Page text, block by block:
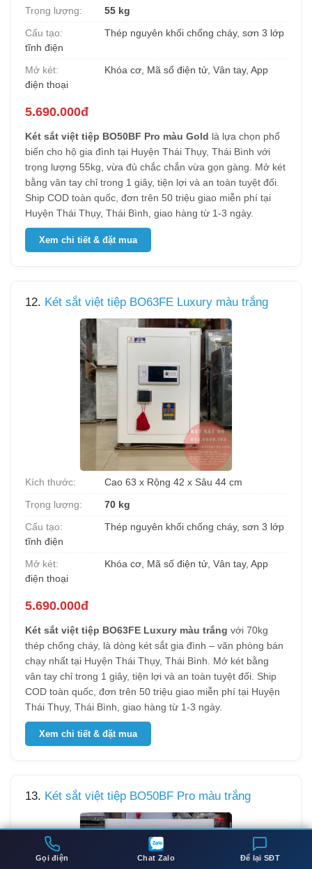
Gọi điện Chat Zalo Để lại SĐT
Trọng lượng:
55 kg
Cấu tạo:
Thép nguyên khối chống cháy, sơn 3 lớp
tĩnh điện
Mở két:
Khóa cơ, Mã số điện tử, Vân tay, App
điện thoại
5.690.000đ
Két sắt việt tiệp BO50BF Pro màu Gold là lựa chọn phổ
biến cho hộ gia đình tại Huyện Thái Thụy, Thái Bình với
trọng lượng 55kg, vừa đủ chắc chắn vừa gọn gàng. Mở két
bằng vân tay chỉ trong 1 giây, tiện lợi và an toàn tuyệt đối.
Ship COD toàn quốc, đơn trên 50 triệu giao miễn phí tại
Huyện Thái Thụy, Thái Bình, giao hàng từ 1-3 ngày.
Xem chi tiết & đặt mua
12. Két sắt việt tiệp BO63FE Luxury màu trắng
Kích thước:
Cao 63 x Rộng 42 x Sâu 44 cm
Trọng lượng:
70 kg
Cấu tạo:
Thép nguyên khối chống cháy, sơn 3 lớp
tĩnh điện
Mở két:
Khóa cơ, Mã số điện tử, Vân tay, App
điện thoại
5.690.000đ
Két sắt việt tiệp BO63FE Luxury màu trắng với 70kg
thép chống cháy, là dòng két sắt gia đình – văn phòng bán
chạy nhất tại Huyện Thái Thụy, Thái Bình. Mở két bằng
vân tay chỉ trong 1 giây, tiện lợi và an toàn tuyệt đối. Ship
COD toàn quốc, đơn trên 50 triệu giao miễn phí tại Huyện
Thái Thụy, Thái Bình, giao hàng từ 1-3 ngày.
Xem chi tiết & đặt mua
13. Két sắt việt tiệp BO50BF Pro màu trắng